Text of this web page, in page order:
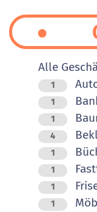
Alle
1
1
1
4
1
1
1
1